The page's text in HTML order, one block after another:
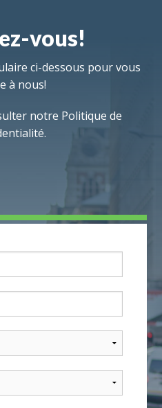
vous!
ci-dessous pour vous
à nous!
notre Politique de